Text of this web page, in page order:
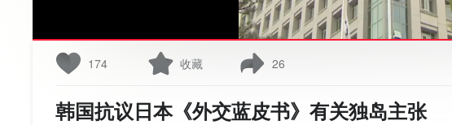
174 收藏 26
韩国抗议日本《外交蓝皮书》有关独岛主张